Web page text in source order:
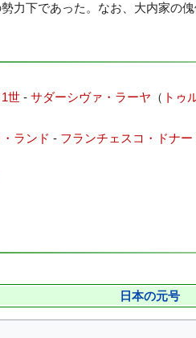
力下であった。なお、大内家の
世 -サダーシヴァ・ラーヤ （ トゥ
ランド - フランチェスコ・ドナー
日本の元号